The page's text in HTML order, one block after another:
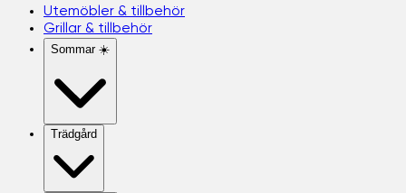
Utemöbler & tillbehör
Grillar & tillbehör
Sommar ☀️
Trädgård